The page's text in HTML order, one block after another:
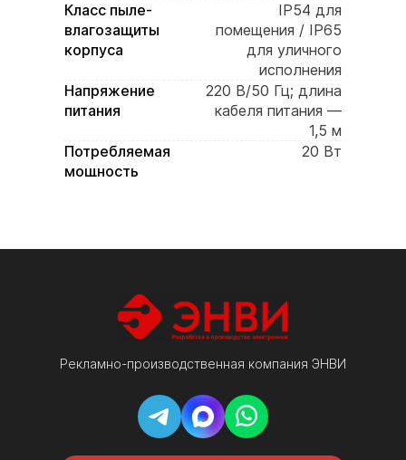
Класс пыле-
влагозащиты
корпуса
IP54 для
помещения / IP65
для уличного
исполнения
Напряжение
питания
220 В/50 Гц; длина
кабеля питания —
1,5 м
Потребляемая
мощность
20 Вт
отключении
декоративный
анодированный
профиль черного /
серого цвета,
акриловое стекло-
светофильтр
Рекламно-производственная компания ЭНВИ